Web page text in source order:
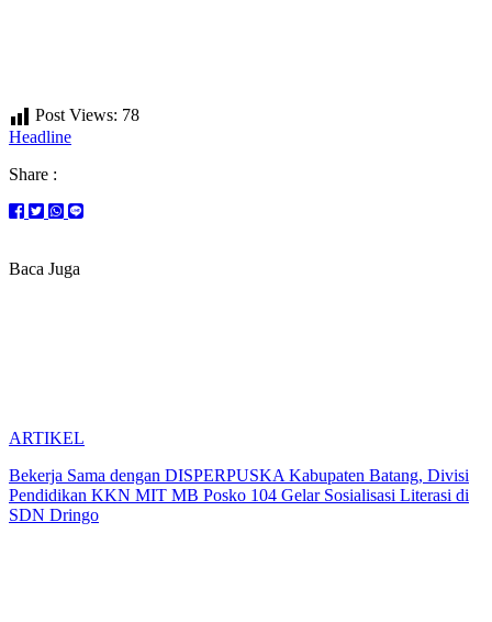
Post Views: 78
Headline
Share :
Baca Juga
ARTIKEL
Bekerja Sama dengan DISPERPUSKA Kabupaten Batang, Divisi
Pendidikan KKN MIT MB Posko 104 Gelar Sosialisasi Literasi di
SDN Dringo